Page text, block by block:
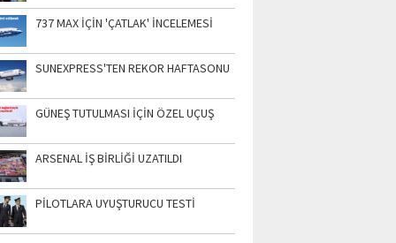
737 MAX İÇİN 'ÇATLAK' İNCELEMESİ
SUNEXPRESS'TEN REKOR HAFTASONU
GÜNEŞ TUTULMASI İÇİN ÖZEL UÇUŞ
ARSENAL İŞ BİRLİĞİ UZATILDI
PİLOTLARA UYUŞTURUCU TESTİ